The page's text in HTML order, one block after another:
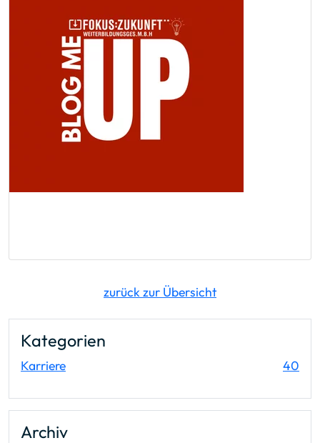
zurück zur Übersicht
Kategorien
Karriere 40
Archiv